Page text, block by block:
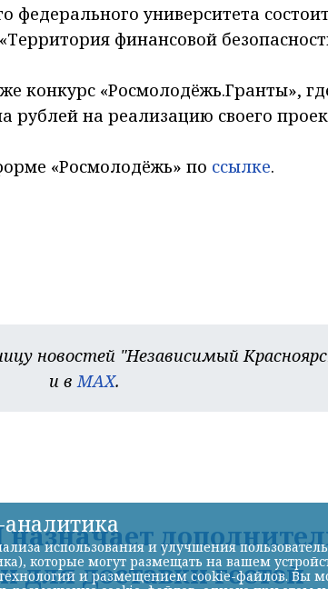
федерального университета
финансовой
конкурс «Росмолодёжь.Гранты»,
на реализацию своего
«Росмолодёжь» по ссылке.
новостей "Независимый
и вMAX.
назначает
для доставки гостей
аналитика
использования и улучшения
которые могут размещать на вашем
и размещением cookie-файлов. Вы